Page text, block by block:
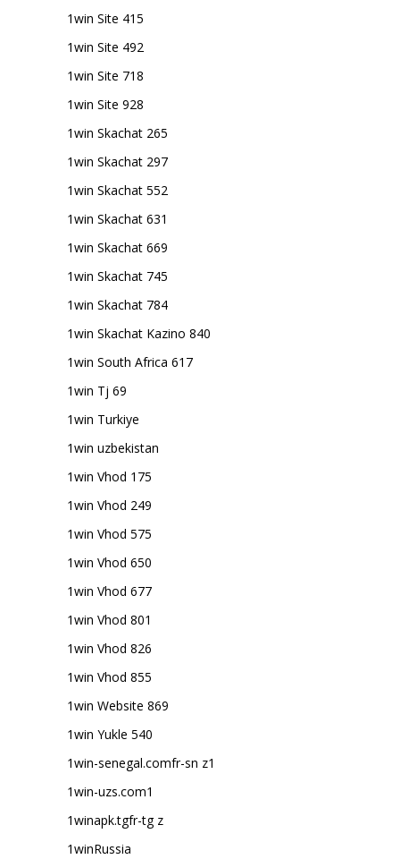
1win Site 415
1win Site 492
1win Site 718
1win Site 928
1win Skachat 265
1win Skachat 297
1win Skachat 552
1win Skachat 631
1win Skachat 669
1win Skachat 745
1win Skachat 784
1win Skachat Kazino 840
1win South Africa 617
1win Tj 69
1win Turkiye
1win uzbekistan
1win Vhod 175
1win Vhod 249
1win Vhod 575
1win Vhod 650
1win Vhod 677
1win Vhod 801
1win Vhod 826
1win Vhod 855
1win Website 869
1win Yukle 540
1win-senegal.comfr-sn z1
1win-uzs.com1
1winapk.tgfr-tg z
1winRussia